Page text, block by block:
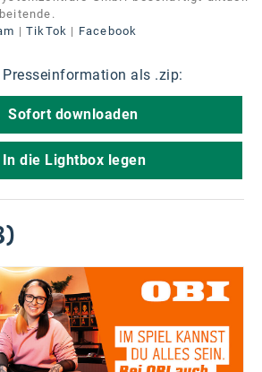
|TikTok | Facebook
als .zip:
Sofort downloaden
In die Lightbox legen